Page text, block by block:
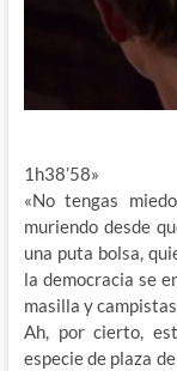
1h38’58»
«No tengas
muriendo desde
una puta bolsa,
la democracia se
masilla y
Ah, por cierto,
especie de plaza